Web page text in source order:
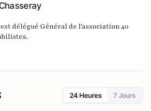
est délégué Général de l'association 40
24 Heures 7 Jours